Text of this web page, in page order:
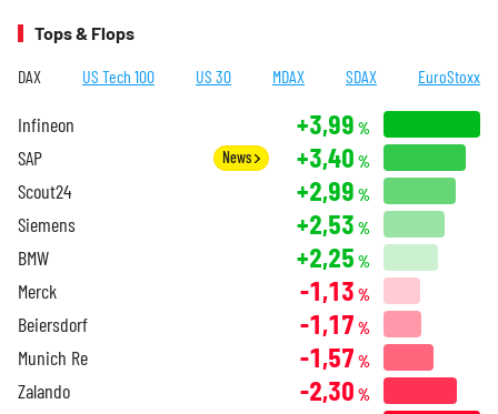
Tops & Flops
DAX US Tech 100 US 30 MDAX SDAX EuroStoxx
Infineon +3,99 %
SAP News +3,40 %
Scout24 +2,99 %
Siemens +2,53 %
BMW +2,25 %
Merck -1,13 %
Beiersdorf -1,17 %
Munich Re -1,57 %
Zalando -2,30 %